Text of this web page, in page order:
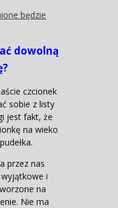
dowolną
czcionek
sobie z listy
jest fakt, że
na wieko
przez nas
i
na
Nie ma